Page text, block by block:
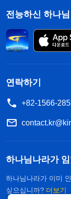
은 다시 오셔서
음 몇 가지 원
1. 하나
고, 모두 하
모두 아시다
가라사대빛이
“천하의 물이
그대로 되니라”
전능하신 하나
연락하기
+82-1566-
하나님나라가
하나님나라가 이미
싶으십니까? 더보기